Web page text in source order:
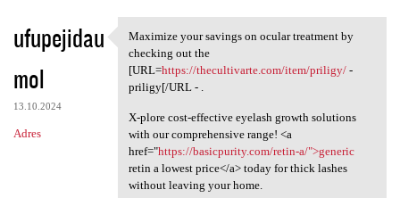
ufupejidau
mol
13.10.2024
Adres
Maximize your savings on
Maximize your savings on ocular treatment by
checking out the
[URL=https://thecultivarte.com/item/priligy/-
priligy[/URL - .
X-plore cost-effective eyelash growth solutions
with our comprehensive range! <a
href="https://basicpurity.com/retin-a/">generic
retin a lowest price</a> today for thick lashes
without leaving your home.